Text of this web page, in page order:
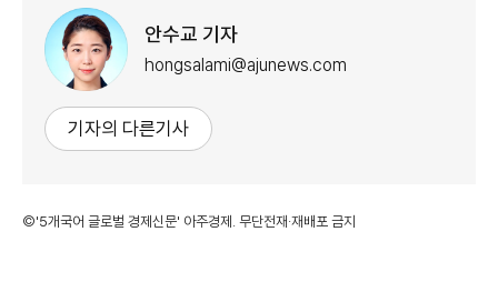
안수교 기자
hongsalami@ajunews.com
기자의 다른기사
©'5개국어 글로벌 경제신문' 아주경제. 무단전재·재배포 금지